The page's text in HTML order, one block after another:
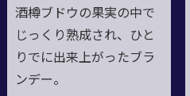
酒樽ブドウの果実の中で
じっくり熟成され、ひと
りでに出来上がったブラ
ンデー。